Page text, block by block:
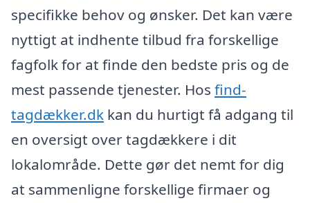
specifikke behov og ønsker. Det kan være
nyttigt at indhente tilbud fra forskellige
fagfolk for at finde den bedste pris og de
mest passende tjenester. Hos find-
tagdækker.dk kan du hurtigt få adgang til
en oversigt over tagdækkere i dit
lokalområde. Dette gør det nemt for dig
at sammenligne forskellige firmaer og